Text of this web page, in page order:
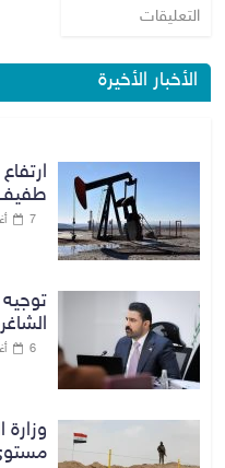
التعليقات
الأخبار الأخيرة
طفيف
7 أغسطس، 2026
6 أغسطس، 2026
وزارة